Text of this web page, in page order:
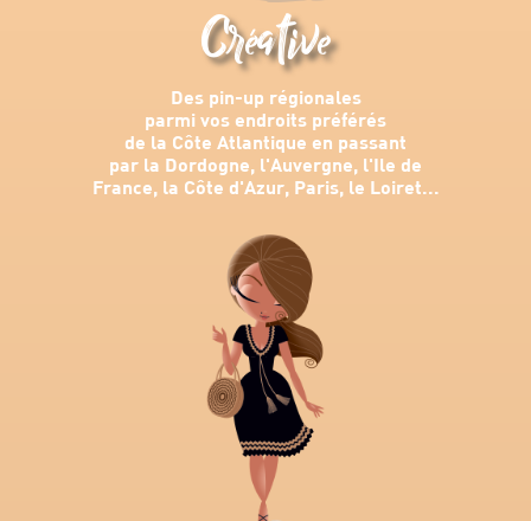
Créative
Des pin-up régionales
parmi vos endroits préférés
de la Côte Atlantique en passant
par la Dordogne, l'Auvergne, l'Ile de
France, la Côte d'Azur, Paris, le Loiret...